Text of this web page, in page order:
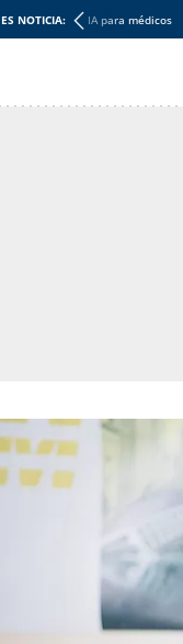
ES NOTICIA: IA para médicos